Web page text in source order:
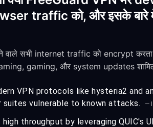
traffic को, और इसके बारे में
सभी internet traffic को encrypt
gaming, और system updates
VPN protocols like hysteria2 and
suites vulnerable to known attacks.
—
throughput by leveraging QUIC's